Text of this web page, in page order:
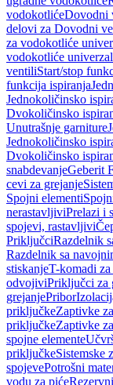
vodokotlićeDovodni
delovi za Dovodni
za vodokotliće
vodokotliće
ventiliStart/stop
funkcija ispiranja
Jednokoličinsko
Dvokoličinsko
Unutrašnje garniture
Jednokoličinsko
Dvokoličinsko
snabdevanjeGeberit
cevi za grejanje
Spojni elementi
nerastavljiviPrelazi i
spojevi, rastavljivi
PriključciRazdelnik
Razdelnik sa
stiskanjeT-komadi
odvojiviPriključci za
grejanjePribor
priključkeZaptivke
priključkeZaptivke
spojne elemente
priključkeSistemske
spojevePotrošni
vodu za piće